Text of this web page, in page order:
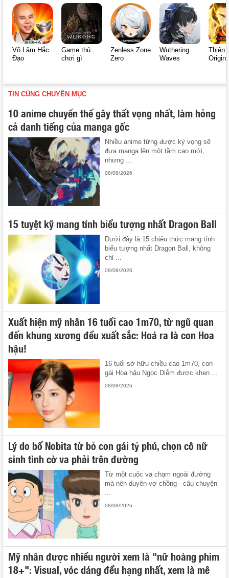
Võ Lâm Hắc
Đạo
Game thủ
chơi gì
Zenless Zone
Zero
Wuthering
Waves
Thiên
Origin
TIN CÙNG CHUYÊN MỤC
10 anime chuyển thể gây thất vọng nhất, làm hỏng
cả danh tiếng của manga gốc
Nhiều anime từng được kỳ vọng sẽ
đưa manga lên một tầm cao mới,
nhưng ...
08/08/2026
15 tuyệt kỹ mang tính biểu tượng nhất Dragon Ball
Dưới đây là 15 chiêu thức mang tính
biểu tượng nhất Dragon Ball, không
chỉ ...
08/08/2026
Xuất hiện mỹ nhân 16 tuổi cao 1m70, từ ngũ quan
đến khung xương đều xuất sắc: Hoá ra là con Hoa
hậu!
16 tuổi sở hữu chiều cao 1m70, con
gái Hoa hậu Ngọc Diễm được khen ...
08/08/2026
Lý do bố Nobita từ bỏ con gái tỷ phú, chọn cô nữ
sinh tình cờ va phải trên đường
Từ một cuộc va chạm ngoài đường
mà nên duyên vợ chồng - câu chuyện
08/08/2026
Mỹ nhân được nhiều người xem là "nữ hoàng phim
18+": Visual, vóc dáng đều hạng nhất, xem là mê